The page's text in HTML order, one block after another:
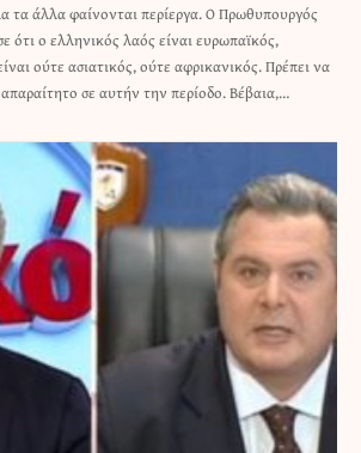
τα άλλα φαίνονται περίεργα. Ο Πρωθυπουργός
ότι ο ελληνικός λαός είναι ευρωπαϊκός,
ούτε ασιατικός, ούτε αφρικανικός. Πρέπει να
σε αυτήν την περίοδο. Βέβαια,…